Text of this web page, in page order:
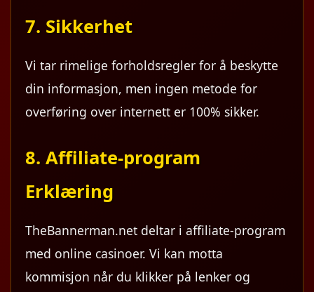
7. Sikkerhet
Vi tar rimelige forholdsregler for å beskytte
din informasjon, men ingen metode for
overføring over internett er 100% sikker.
8. Affiliate-program
Erklæring
TheBannerman.net deltar i affiliate-program
med online casinoer. Vi kan motta
kommisjon når du klikker på lenker og